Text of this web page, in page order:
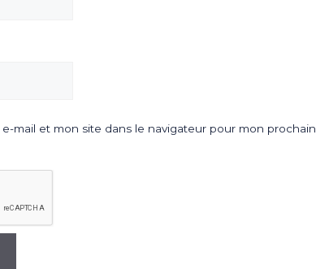
mail et mon site dans le navigateur pour mon prochain